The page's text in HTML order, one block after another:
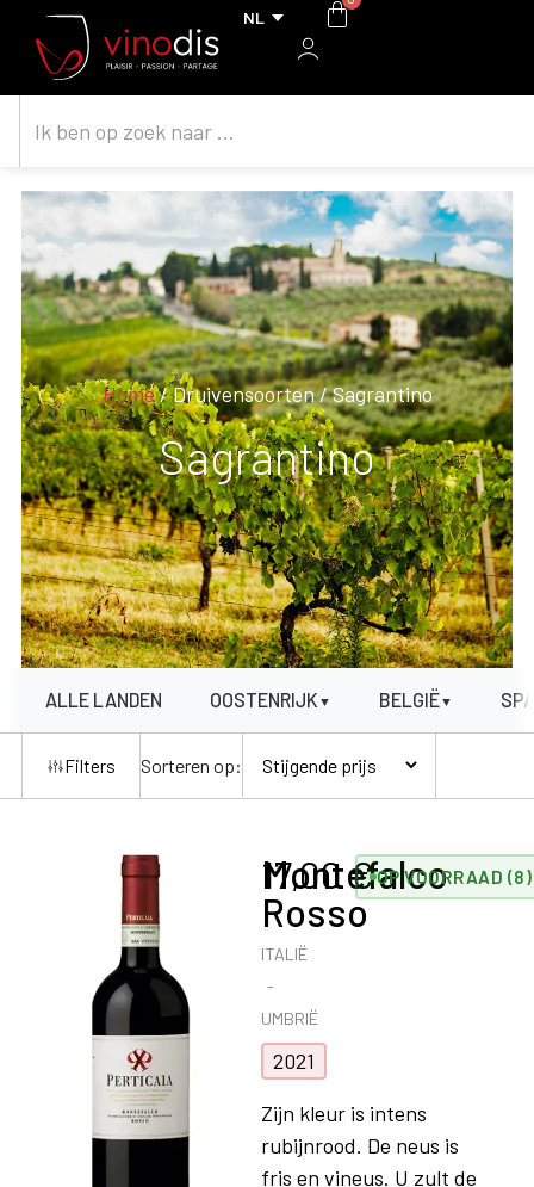
Home/ Druivensoorten / Sagrantino
Sagrantino
ALLE LANDEN OOSTENRIJK ▼ BELGIË▼
Filters Sorteren op:
Montefalco
Rosso
ITALIË
UMBRIË
2021
17,00€OP VOORRAAD (8)
Zijn kleur is intens
rubijnrood. De neus is
fris en vineus. U zult de